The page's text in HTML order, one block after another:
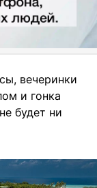
вечеринки
и гонка
будет ни